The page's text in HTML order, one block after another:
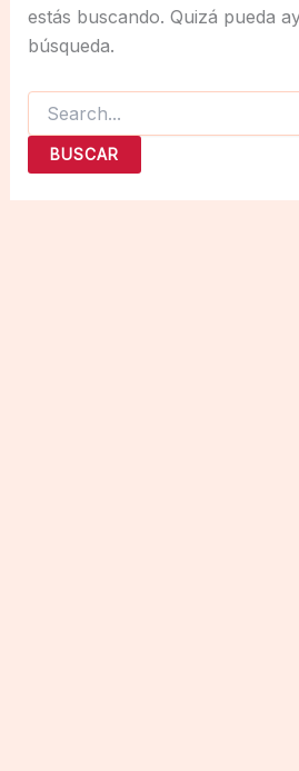
estás buscando. Quizá pueda
búsqueda.
Buscar
por: